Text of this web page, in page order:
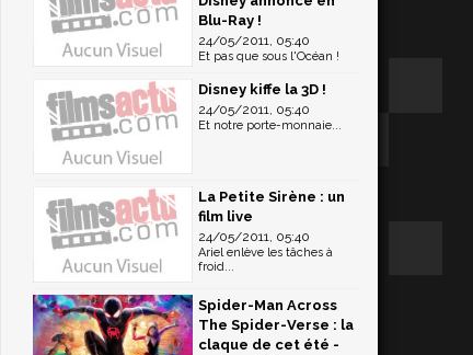
Blu-Ray !
24/05/2011, 05:40
Et pas que sous l'Océan !
Disney kiffe la 3D !
24/05/2011, 05:40
Et notre porte-monnaie...
La Petite Sirène : un
film live
24/05/2011, 05:40
Ariel enlève les tâches à
froid...
Spider-Man Across
The Spider-Verse : la
claque de cet été -